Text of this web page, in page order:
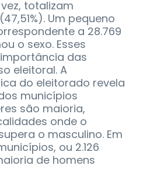
totalizam
Um pequeno
a 28.769
o sexo. Esses
das
eleitoral. A
do eleitorado revela
municípios
são maioria,
onde o
o masculino. Em
ou 2.126
de homens